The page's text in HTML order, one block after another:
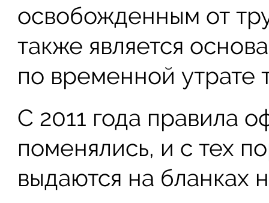
освобожденным от
также является
по временной утрате
С 2011 года правила
поменялись, и с тех
выдаются на бланках